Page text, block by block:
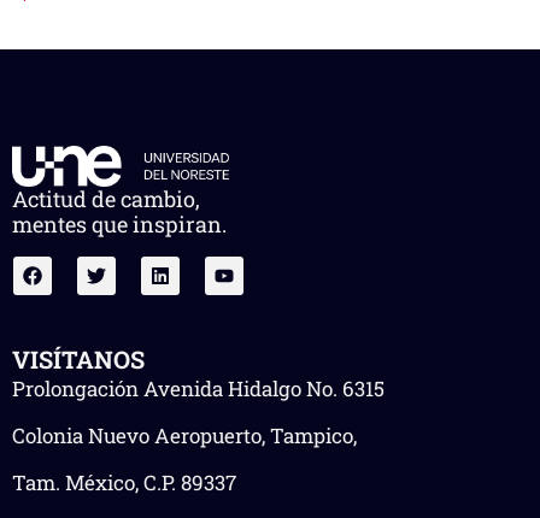
Actitud de cambio,
mentes que inspiran.
VISÍTANOS
Prolongación Avenida Hidalgo No. 6315
Colonia Nuevo Aeropuerto, Tampico,
Tam. México, C.P. 89337